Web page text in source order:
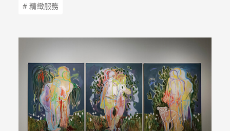
# 精緻服務